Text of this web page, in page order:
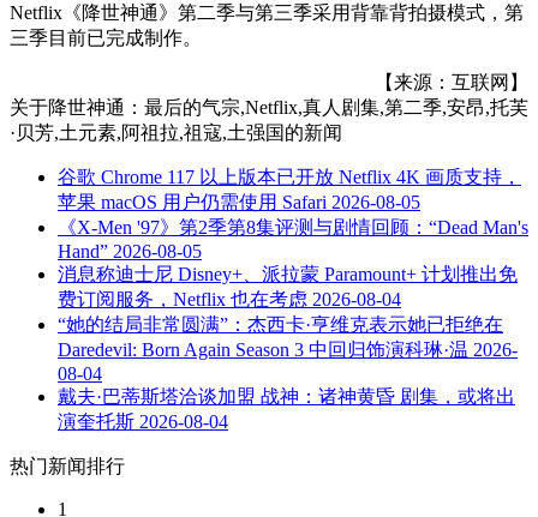
Netflix《降世神通》第二季与第三季采用背靠背拍摄模式，第
三季目前已完成制作。
【来源：互联网】
关于降世神通：最后的气宗,Netflix,真人剧集,第二季,安昂,托芙
·贝芳,土元素,阿祖拉,祖寇,土强国的新闻
谷歌 Chrome 117 以上版本已开放 Netflix 4K 画质支持，
苹果 macOS 用户仍需使用 Safari 2026-08-05
《X-Men '97》第2季第8集评测与剧情回顾：“Dead Man's
Hand” 2026-08-05
消息称迪士尼 Disney+、派拉蒙 Paramount+ 计划推出免
费订阅服务，Netflix 也在考虑 2026-08-04
“她的结局非常圆满”：杰西卡·亨维克表示她已拒绝在
Daredevil: Born Again Season 3 中回归饰演科琳·温 2026-
08-04
戴夫·巴蒂斯塔洽谈加盟 战神：诸神黄昏 剧集，或将出
演奎托斯 2026-08-04
热门新闻排行
1